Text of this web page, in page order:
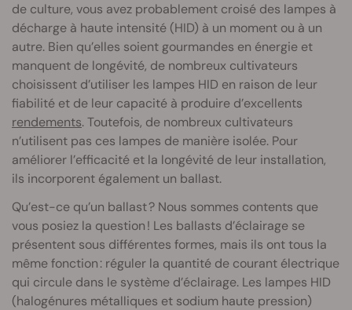
de culture, vous avez probablement croisé des lampes à
décharge à haute intensité (HID) à un moment ou à un
autre. Bien qu’elles soient gourmandes en énergie et
manquent de longévité, de nombreux cultivateurs
choisissent d’utiliser les lampes HID en raison de leur
fiabilité et de leur capacité à produire d’excellents
rendements. Toutefois, de nombreux cultivateurs
n’utilisent pas ces lampes de manière isolée. Pour
améliorer l’efficacité et la longévité de leur installation,
ils incorporent également un ballast.
Qu’est-ce qu’un ballast ? Nous sommes contents que
vous posiez la question ! Les ballasts d’éclairage se
présentent sous différentes formes, mais ils ont tous la
même fonction : réguler la quantité de courant électrique
qui circule dans le système d’éclairage. Les lampes HID
(halogénures métalliques et sodium haute pression)